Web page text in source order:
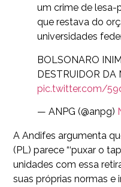
um crime de lesa-
que restava do
universidades
BOLSONARO
DESTRUIDOR DA
pic.twitter.com/
— ANPG (@anpg)
A Andifes argumenta
(PL) parece “‘puxar o
unidades com essa
suas próprias normas e